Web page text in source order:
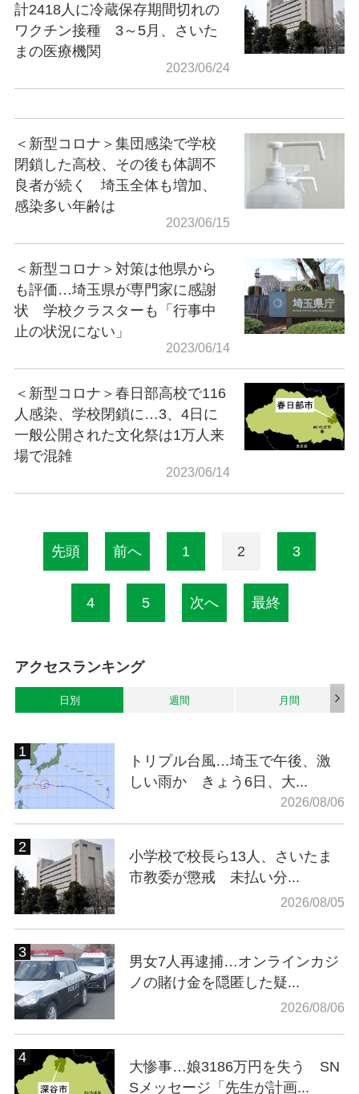
計2418人に冷蔵保存期間切れの
ワクチン接種 3～5月、さいた
まの医療機関
2023/06/24
＜新型コロナ＞集団感染で学校
閉鎖した高校、その後も体調不
良者が続く 埼玉全体も増加、
感染多い年齢は
2023/06/15
＜新型コロナ＞対策は他県から
も評価…埼玉県が専門家に感謝
状 学校クラスターも「行事中
止の状況にない」
2023/06/14
＜新型コロナ＞春日部高校で116
人感染、学校閉鎖に…3、4日に
一般公開された文化祭は1万人来
場で混雑
2023/06/14
先頭 前へ 1 2 3
4 5 次へ 最終
アクセスランキング
日別 週間 月間
トリプル台風…埼玉で午後、激
しい雨か きょう6日、大...
2026/08/06
小学校で校長ら13人、さいたま
市教委が懲戒 未払い分...
2026/08/05
男女7人再逮捕…オンラインカジ
ノの賭け金を隠匿した疑...
2026/08/06
大惨事…娘3186万円を失う SN
Sメッセージ「先生が計画...